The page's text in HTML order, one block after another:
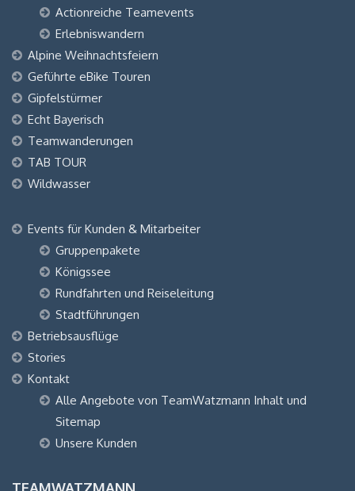
Actionreiche Teamevents
Erlebniswandern
Alpine Weihnachtsfeiern
Geführte eBike Touren
Gipfelstürmer
Echt Bayerisch
Teamwanderungen
TAB TOUR
Wildwasser
Events für Kunden & Mitarbeiter
Gruppenpakete
Königssee
Rundfahrten und Reiseleitung
Stadtführungen
Betriebsausflüge
Stories
Kontakt
Alle Angebote von TeamWatzmann Inhalt und
Sitemap
Unsere Kunden